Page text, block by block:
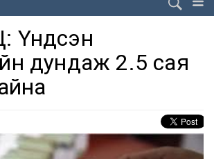
Үндсэн
дундаж 2.5 сая